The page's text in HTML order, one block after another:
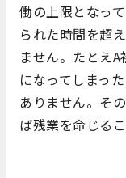
働の上限となっ
られた時間を超
ません。たとえ
になってしまっ
ありません。そ
ば残業を命じる